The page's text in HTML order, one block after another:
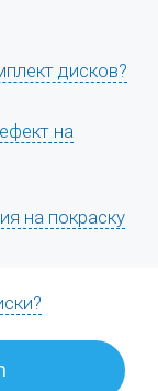
дисков?
на
на покраску